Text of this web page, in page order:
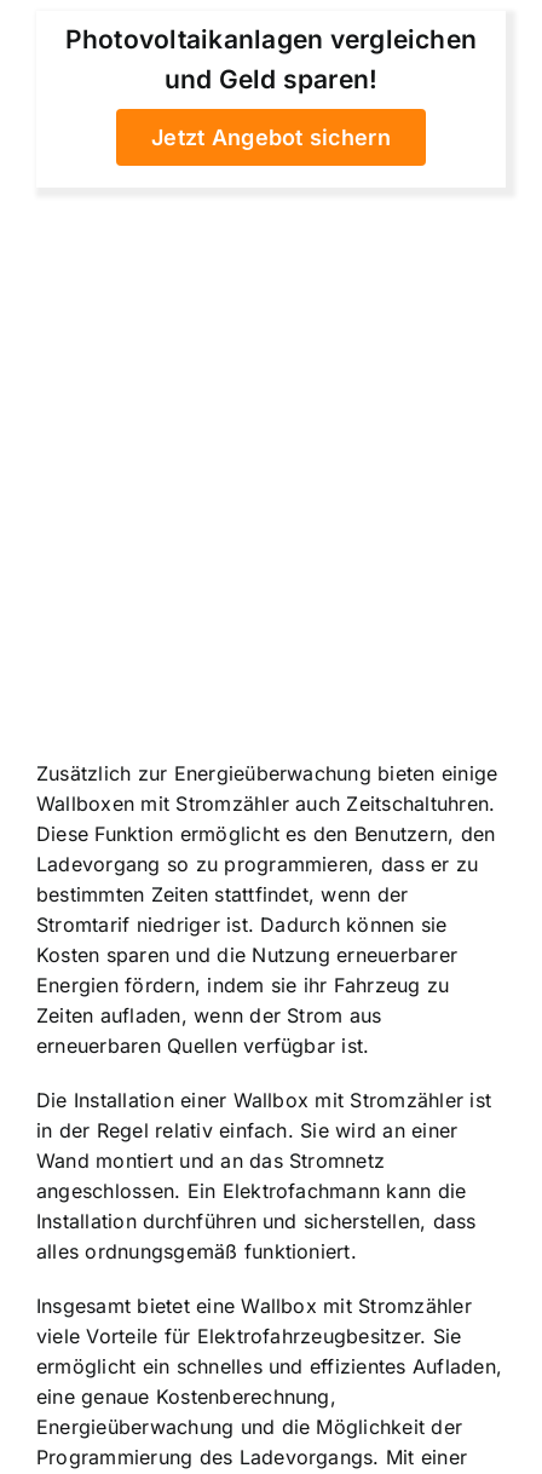
Photovoltaikanlagen vergleichen
und Geld sparen!
Jetzt Angebot sichern
Zusätzlich zur Energieüberwachung bieten einige
Wallboxen mit Stromzähler auch Zeitschaltuhren.
Diese Funktion ermöglicht es den Benutzern, den
Ladevorgang so zu programmieren, dass er zu
bestimmten Zeiten stattfindet, wenn der
Stromtarif niedriger ist. Dadurch können sie
Kosten sparen und die Nutzung erneuerbarer
Energien fördern, indem sie ihr Fahrzeug zu
Zeiten aufladen, wenn der Strom aus
erneuerbaren Quellen verfügbar ist.
Die Installation einer Wallbox mit Stromzähler ist
in der Regel relativ einfach. Sie wird an einer
Wand montiert und an das Stromnetz
angeschlossen. Ein Elektrofachmann kann die
Installation durchführen und sicherstellen, dass
alles ordnungsgemäß funktioniert.
Insgesamt bietet eine Wallbox mit Stromzähler
viele Vorteile für Elektrofahrzeugbesitzer. Sie
ermöglicht ein schnelles und effizientes Aufladen,
eine genaue Kostenberechnung,
Energieüberwachung und die Möglichkeit der
Programmierung des Ladevorgangs. Mit einer